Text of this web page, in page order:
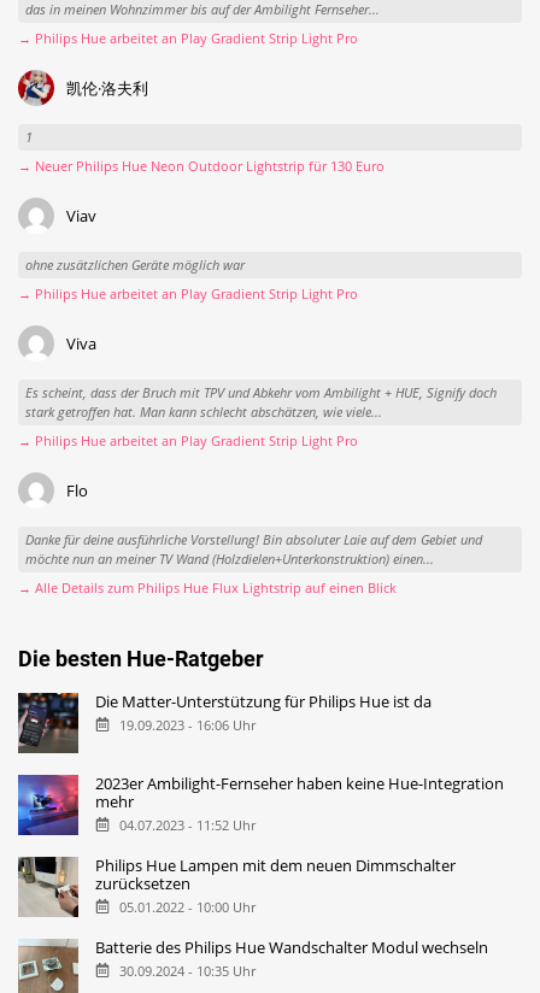
das in meinen Wohnzimmer bis auf der Ambilight Fernseher...
→ Philips Hue arbeitet an Play Gradient Strip Light Pro
凯伦·洛夫利
1
→ Neuer Philips Hue Neon Outdoor Lightstrip für 130 Euro
Viav
ohne zusätzlichen Geräte möglich war
→ Philips Hue arbeitet an Play Gradient Strip Light Pro
Viva
Es scheint, dass der Bruch mit TPV und Abkehr vom Ambilight + HUE, Signify doch
stark getroffen hat. Man kann schlecht abschätzen, wie viele...
→ Philips Hue arbeitet an Play Gradient Strip Light Pro
Flo
Danke für deine ausführliche Vorstellung! Bin absoluter Laie auf dem Gebiet und
möchte nun an meiner TV Wand (Holzdielen+Unterkonstruktion) einen...
→ Alle Details zum Philips Hue Flux Lightstrip auf einen Blick
Die besten Hue-Ratgeber
Die Matter-Unterstützung für Philips Hue ist da
19.09.2023 - 16:06 Uhr
2023er Ambilight-Fernseher haben keine Hue-Integration
mehr
04.07.2023 - 11:52 Uhr
Philips Hue Lampen mit dem neuen Dimmschalter
zurücksetzen
05.01.2022 - 10:00 Uhr
Batterie des Philips Hue Wandschalter Modul wechseln
30.09.2024 - 10:35 Uhr